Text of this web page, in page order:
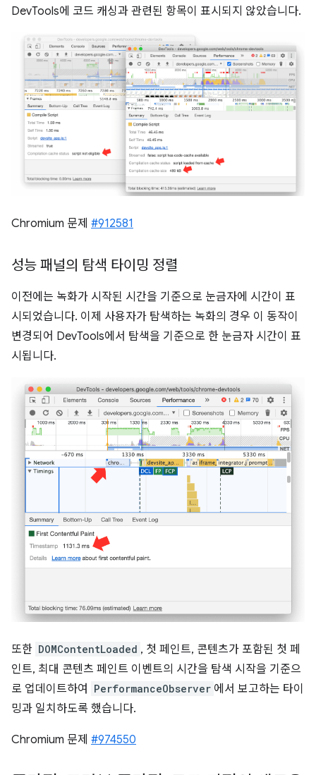
DevTools에 코드 캐싱과 관련된 항목이 표시되지 않았습니다.
Chromium 문제 #912581
성능 패널의 탐색 타이밍 정렬
이전에는 녹화가 시작된 시간을 기준으로 눈금자에 시간이 표
시되었습니다. 이제 사용자가 탐색하는 녹화의 경우 이 동작이
변경되어 DevTools에서 탐색을 기준으로 한 눈금자 시간이 표
시됩니다.
또한 DOMContentLoaded , 첫 페인트, 콘텐츠가 포함된 첫 페
인트, 최대 콘텐츠 페인트 이벤트의 시간을 탐색 시작을 기준으
로 업데이트하여
PerformanceObserver 에서 보고하는 타이
밍과 일치하도록 했습니다.
Chromium 문제 #974550